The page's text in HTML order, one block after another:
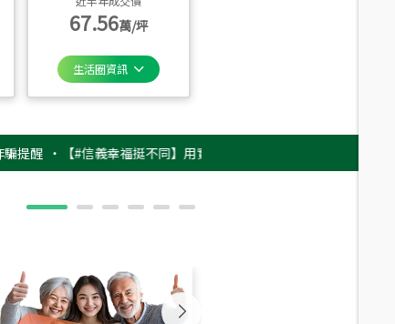
67.56萬/坪
生活圈資訊
‧【#信義幸福挺不同】用實力，讓升職免抽號碼牌！最新雇主品牌